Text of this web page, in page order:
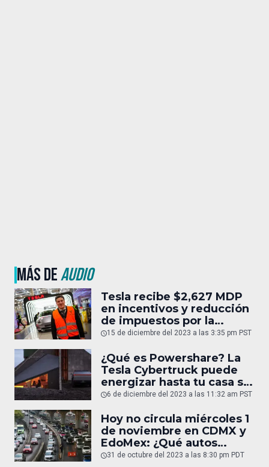
MÁS DEAUDIO
Tesla recibe $2,627 MDP
en incentivos y reducción
de impuestos por la
construcción de la
15 de diciembre del 2023 a las 3:35 pm PST
¿Qué es Powershare? La
Tesla Cybertruck puede
energizar hasta tu casa si
se va la luz
6 de diciembre del 2023 a las 11:32 am PST
Hoy no circula miércoles 1
de noviembre en CDMX y
EdoMex: ¿Qué autos
descansarán mañana?
31 de octubre del 2023 a las 8:30 pm PDT